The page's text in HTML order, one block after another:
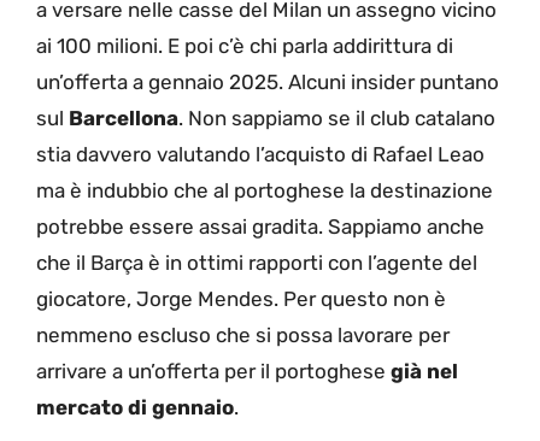
a versare nelle casse del Milan un assegno vicino
ai 100 milioni. E poi c’è chi parla addirittura di
un’offerta a gennaio 2025. Alcuni insider puntano
sul Barcellona. Non sappiamo se il club catalano
stia davvero valutando l’acquisto di Rafael Leao
ma è indubbio che al portoghese la destinazione
potrebbe essere assai gradita. Sappiamo anche
che il Barça è in ottimi rapporti con l’agente del
giocatore, Jorge Mendes. Per questo non è
nemmeno escluso che si possa lavorare per
arrivare a un’offerta per il portoghese già nel
mercato di gennaio.